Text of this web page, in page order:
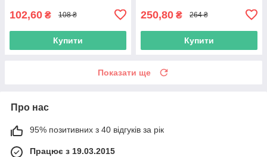
102,60 ₴ 108 ₴
Купити
250,80 ₴ 264 ₴
Купити
Показати ще
Про нас
95% позитивних з 40 відгуків за рік
Працює з 19.03.2015